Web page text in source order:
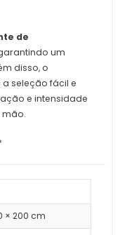
de
um
disso, o
seleção fácil e
e intensidade
mão.
× 200 cm